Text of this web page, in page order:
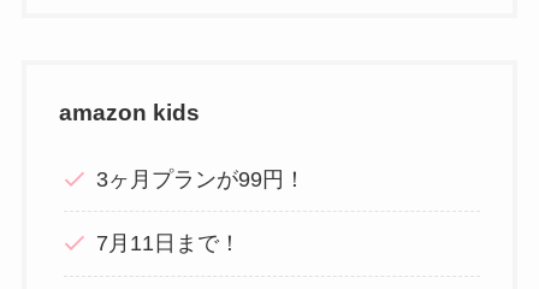
amazon kids
3ヶ月プランが99円！
7月11日まで！